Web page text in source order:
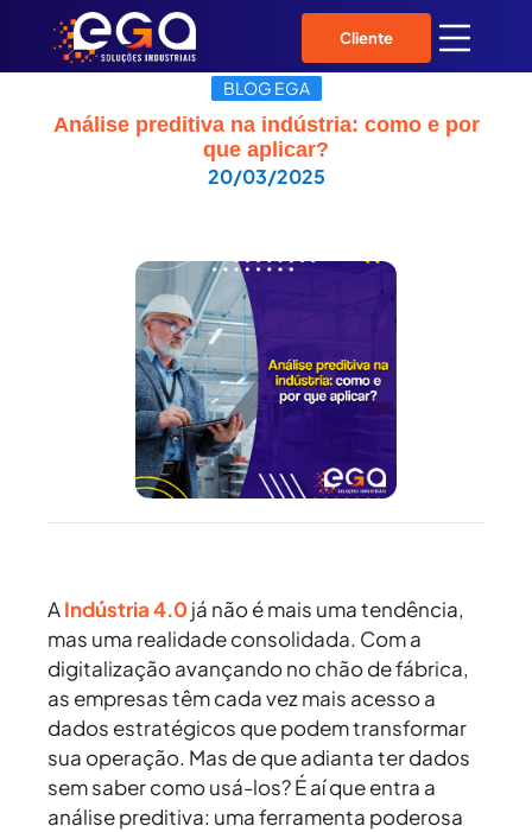
Cliente
BLOG EGA
Análise preditiva na indústria: como e por
que aplicar?
20/03/2025
AIndústria 4.0 já não é mais uma tendência,
mas uma realidade consolidada. Com a
digitalização avançando no chão de fábrica,
as empresas têm cada vez mais acesso a
dados estratégicos que podem transformar
sua operação. Mas de que adianta ter dados
sem saber como usá-los? É aí que entra a
análise preditiva: uma ferramenta poderosa